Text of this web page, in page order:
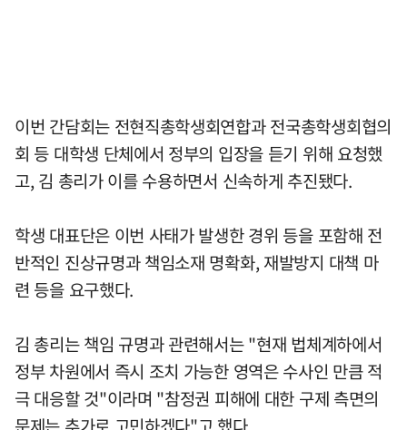
이번 간담회는 전현직총학생회연합과 전국총학생회협의
회 등 대학생 단체에서 정부의 입장을 듣기 위해 요청했
고, 김 총리가 이를 수용하면서 신속하게 추진됐다.
학생 대표단은 이번 사태가 발생한 경위 등을 포함해 전
반적인 진상규명과 책임소재 명확화, 재발방지 대책 마
련 등을 요구했다.
김 총리는 책임 규명과 관련해서는 "현재 법체계하에서
정부 차원에서 즉시 조치 가능한 영역은 수사인 만큼 적
극 대응할 것"이라며 "참정권 피해에 대한 구제 측면의